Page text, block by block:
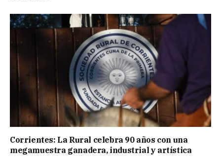
Corrientes: La Rural celebra 90 años con una
megamuestra ganadera, industrial y artística